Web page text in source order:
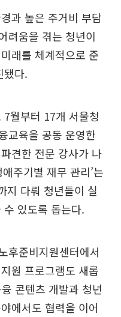
과 높은 주거비 부담
려움을 겪는 청년이
래를 체계적으로 준
됐다.
월부터 17개 서울청
교육을 공동 운영한
견한 전문 강사가 나
주기별 재무 관리’는
지 다뤄 청년들이 실
있도록 돕는다.
후준비지원센터에서
원 프로그램도 새롭
콘텐츠 개발과 청년
에서도 협력을 이어